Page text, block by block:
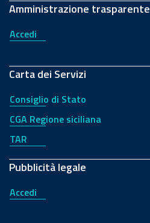
Amministrazione trasparente
Accedi
Carta dei Servizi
Consiglio di Stato
CGA Regione siciliana
TAR
Pubblicità legale
Accedi